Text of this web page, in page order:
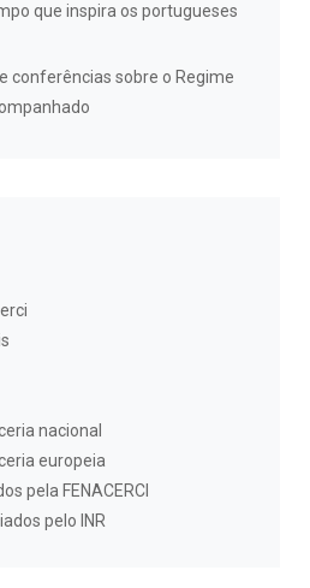
que inspira os portugueses
conferências sobre o Regime
nacional
europeia
pela FENACERCI
pelo INR